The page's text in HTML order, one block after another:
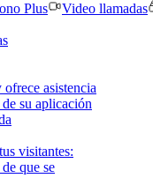
Plus Video llamadas
asistencia
su aplicación
visitantes:
que se